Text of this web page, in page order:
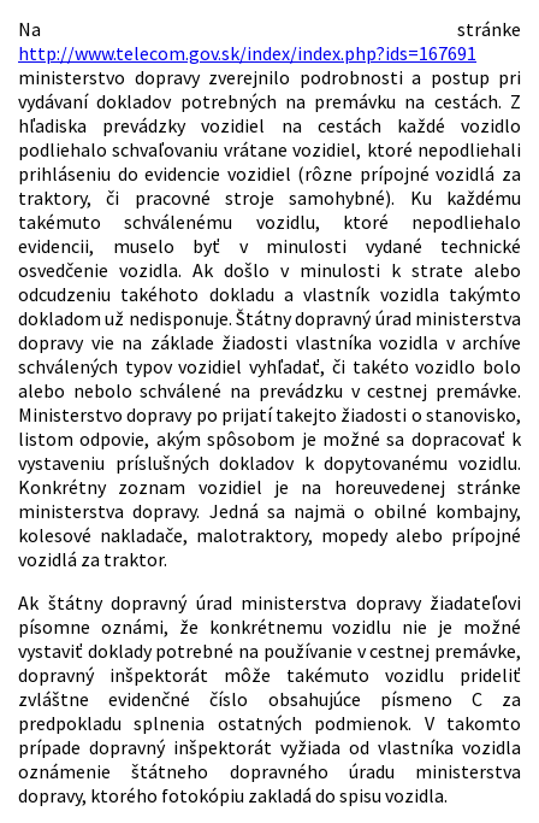
Na stránke
http://www.telecom.gov.sk/index/index.php?ids=167691
ministerstvo dopravy zverejnilo podrobnosti a postup pri
vydávaní dokladov potrebných na premávku na cestách. Z
hľadiska prevádzky vozidiel na cestách každé vozidlo
podliehalo schvaľovaniu vrátane vozidiel, ktoré nepodliehali
prihláseniu do evidencie vozidiel (rôzne prípojné vozidlá za
traktory, či pracovné stroje samohybné). Ku každému
takémuto schválenému vozidlu, ktoré nepodliehalo
evidencii, muselo byť v minulosti vydané technické
osvedčenie vozidla. Ak došlo v minulosti k strate alebo
odcudzeniu takéhoto dokladu a vlastník vozidla takýmto
dokladom už nedisponuje. Štátny dopravný úrad ministerstva
dopravy vie na základe žiadosti vlastníka vozidla v archíve
schválených typov vozidiel vyhľadať, či takéto vozidlo bolo
alebo nebolo schválené na prevádzku v cestnej premávke.
Ministerstvo dopravy po prijatí takejto žiadosti o stanovisko,
listom odpovie, akým spôsobom je možné sa dopracovať k
vystaveniu príslušných dokladov k dopytovanému vozidlu.
Konkrétny zoznam vozidiel je na horeuvedenej stránke
ministerstva dopravy. Jedná sa najmä o obilné kombajny,
kolesové nakladače, malotraktory, mopedy alebo prípojné
vozidlá za traktor.
Ak štátny dopravný úrad ministerstva dopravy žiadateľovi
písomne oznámi, že konkrétnemu vozidlu nie je možné
vystaviť doklady potrebné na používanie v cestnej premávke,
dopravný inšpektorát môže takémuto vozidlu prideliť
zvláštne evidenčné číslo obsahujúce písmeno C za
predpokladu splnenia ostatných podmienok. V takomto
prípade dopravný inšpektorát vyžiada od vlastníka vozidla
oznámenie štátneho dopravného úradu ministerstva
dopravy, ktorého fotokópiu zakladá do spisu vozidla.